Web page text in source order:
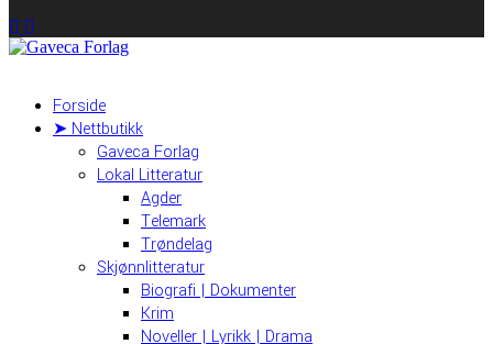
Forside
➤ Nettbutikk
Gaveca Forlag
Lokal Litteratur
Agder
Telemark
Trøndelag
Skjønnlitteratur
Biografi | Dokumenter
Krim
Noveller | Lyrikk | Drama